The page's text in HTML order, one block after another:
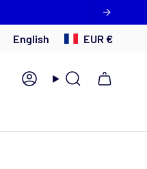
Language
English Currency EUR €
AccountSearch